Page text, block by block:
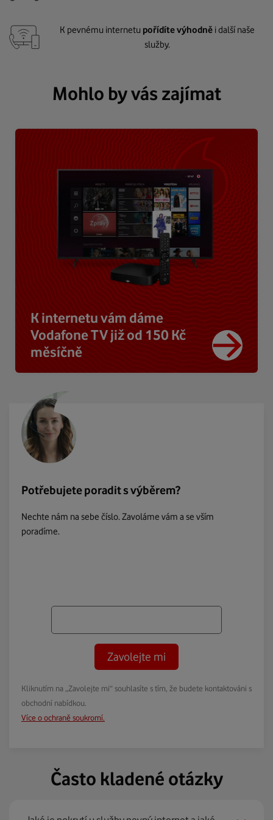
K pevnému internetu pořídíte výhodně i další naše
služby.
Mohlo by vás zajímat
K internetu vám dáme
Vodafone TV již od 150 Kč
měsíčně
Potřebujete poradit s výběrem?
Nechte nám na sebe číslo. Zavoláme vám a se vším
poradíme.
Zavolejte mi
Kliknutím na „Zavolejte mi“ souhlasíte s tím, že budete kontaktováni s
obchodní nabídkou.
Více o ochraně soukromí.
Často kladené otázky